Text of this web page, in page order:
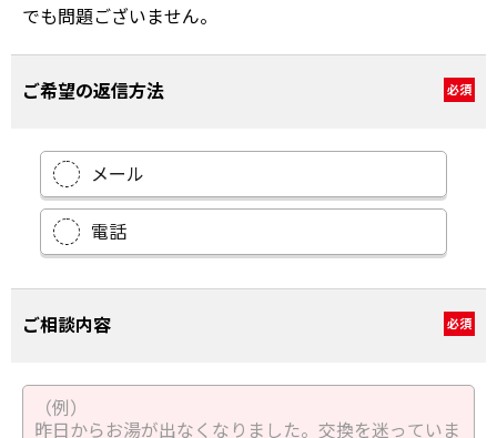
でも問題ございません。
ご希望の返信方法 必須
メール
電話
ご相談内容 必須